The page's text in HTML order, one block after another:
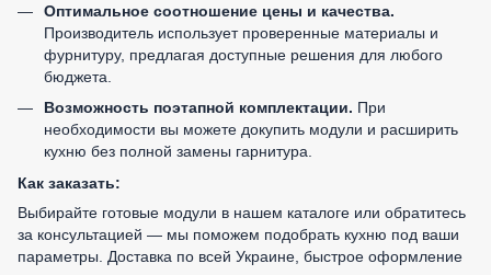
Оптимальное соотношение цены и качества.
Производитель использует проверенные материалы и
фурнитуру, предлагая доступные решения для любого
бюджета.
Возможность поэтапной комплектации. При
необходимости вы можете докупить модули и расширить
кухню без полной замены гарнитура.
Как заказать:
Выбирайте готовые модули в нашем каталоге или обратитесь
за консультацией — мы поможем подобрать кухню под ваши
параметры. Доставка по всей Украине, быстрое оформление